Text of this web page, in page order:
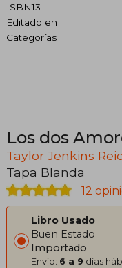
ISBN13
Editado en
Categorías
Los dos
Taylor Jenkins
Tapa Blanda
12
Libro Usado
Buen Estado
Importado
Envío: 6 a 9 días háb.